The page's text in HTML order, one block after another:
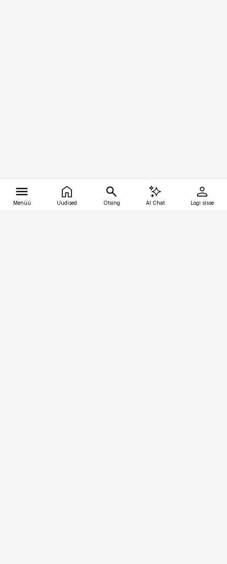
Menüü Uudised Otsing AI Chat Logi sisse